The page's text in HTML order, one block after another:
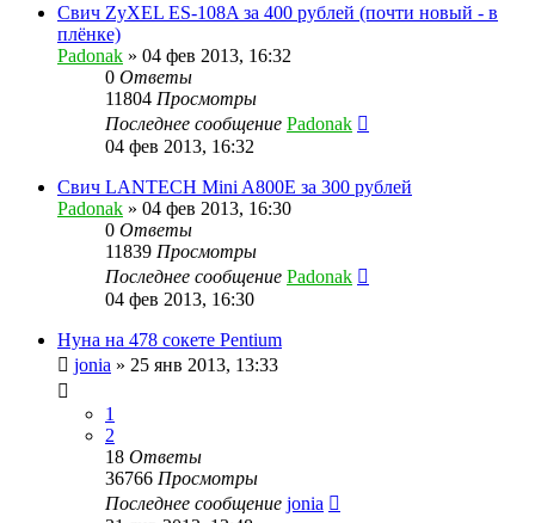
Свич ZyXEL ES-108A за 400 рублей (почти новый - в
плёнке)
Padonak » 04 фев 2013, 16:32
0 Ответы
11804 Просмотры
Последнее сообщение Padonak
04 фев 2013, 16:32
Свич LANTECH Mini A800E за 300 рублей
Padonak » 04 фев 2013, 16:30
0 Ответы
11839 Просмотры
Последнее сообщение Padonak
04 фев 2013, 16:30
Нуна на 478 сокете Pentium
jonia » 25 янв 2013, 13:33
1
2
18 Ответы
36766 Просмотры
Последнее сообщение jonia